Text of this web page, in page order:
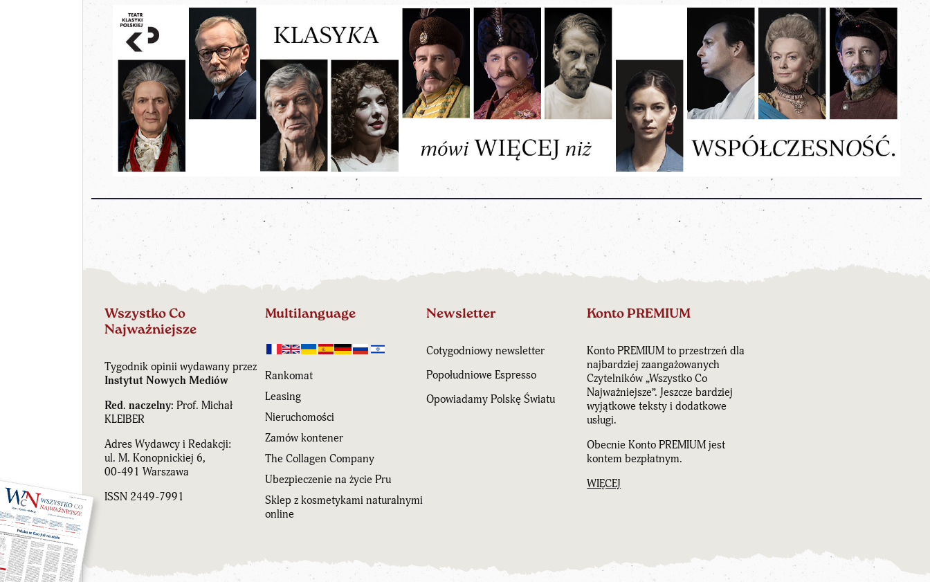
Wszystko Co
Najważniejsze
Tygodnik opinii wydawany przez
Instytut Nowych Mediów
Red. naczelny: Prof. Michał
KLEIBER
Adres Wydawcy i Redakcji:
ul. M. Konopnickiej 6,
00-491 Warszawa
ISSN 2449-7991
Multilanguage
Rankomat
Leasing
Nieruchomości
Zamów kontener
The Collagen Company
Ubezpieczenie na życie Pru
Sklep z kosmetykami naturalnymi
online
Newsletter
Cotygodniowy newsletter
Popołudniowe Espresso
Opowiadamy Polskę Światu
Konto PREMIUM
Konto PREMIUM to przestrzeń dla
najbardziej zaangażowanych
Czytelników „Wszystko Co
Najważniejsze”. Jeszcze bardziej
wyjątkowe teksty i dodatkowe
usługi.
Obecnie Konto PREMIUM jest
kontem bezpłatnym.
WIĘCEJ